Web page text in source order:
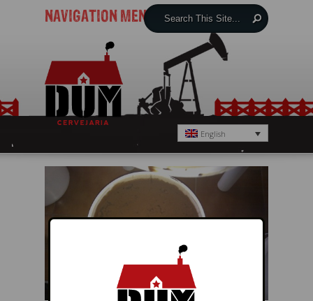
NAVIGATION MENU
English